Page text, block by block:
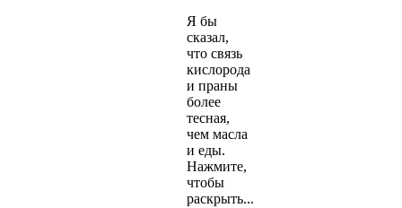
Я бы
сказал,
что связь
кислорода
и праны
более
тесная,
чем масла
и еды.
Нажмите,
чтобы
раскрыть...